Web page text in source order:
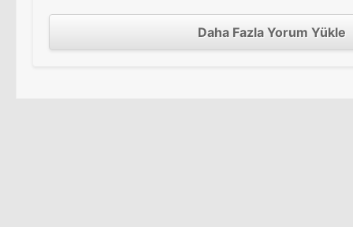
Daha Fazla Yorum Yükle